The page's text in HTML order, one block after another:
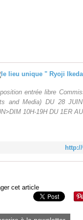
entrée libre
and Media) DU 28
10H-19H DU 1ER AU
cet article